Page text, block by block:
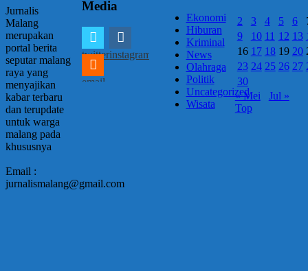
Jurnalis
Malang
merupakan
portal berita
seputar malang
raya yang
menyajikan
kabar terbaru
dan terupdate
untuk warga
malang pada
khususnya
Email :
jurnalismalang@gmail.com
Media
twitterinstagram
email
Ekonomi
Hiburan
Kriminal
News
Olahraga
Politik
Uncategorized
Wisata
2 3 4 5 6
9
10 11 12 13
16 17 18 19 20
23 24 25 26 27
30
« Mei
Jul »
Top